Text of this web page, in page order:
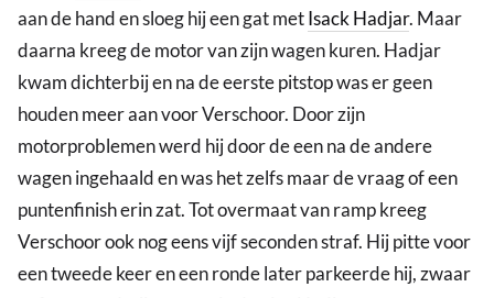
aan de hand en sloeg hij een gat metIsack Hadjar. Maar
daarna kreeg de motor van zijn wagen kuren. Hadjar
kwam dichterbij en na de eerste pitstop was er geen
houden meer aan voor Verschoor. Door zijn
motorproblemen werd hij door de een na de andere
wagen ingehaald en was het zelfs maar de vraag of een
puntenfinish erin zat. Tot overmaat van ramp kreeg
Verschoor ook nog eens vijf seconden straf. Hij pitte voor
een tweede keer en een ronde later parkeerde hij, zwaar